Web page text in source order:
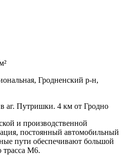
Гродненский р-н,
аг. Путришки. 4 км от Гродно
и производственной
постоянный автомобильный
пути обеспечивают большой
трасса М6.